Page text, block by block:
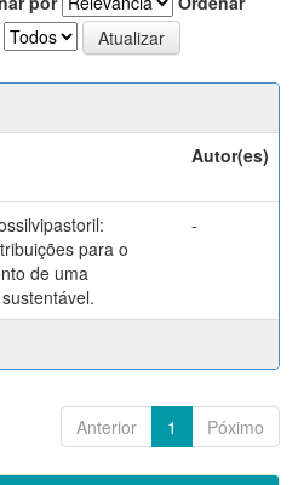
Autor(es)
para o
de uma
-
Anterior 1 Póximo